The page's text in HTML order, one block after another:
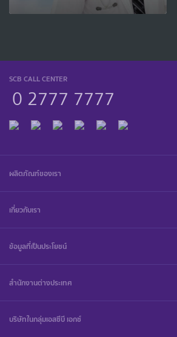
SCB CALL CENTER
0 2777 7777
ผลิตภัณฑ์ของเรา
เกี่ยวกับเรา
ข้อมูลที่เป็นประโยชน์
สำนักงานต่างประเทศ
บริษัทในกลุ่มเอสซีบี เอกซ์